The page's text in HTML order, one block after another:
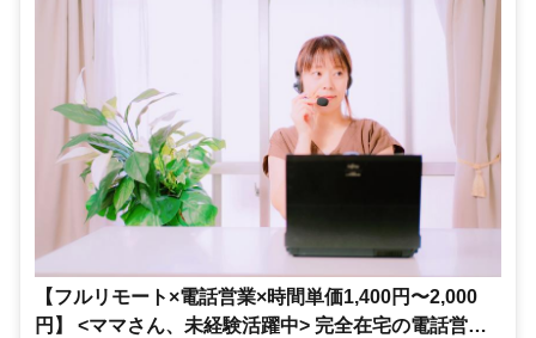
【フルリモート×電話営業×時間単価1,400円〜2,000
円】 <ママさん、未経験活躍中> 完全在宅の電話営業